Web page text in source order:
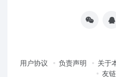
用户协议 负责声明 关于
友